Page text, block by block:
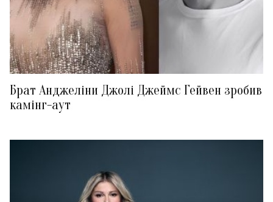
Брат Анджеліни Джолі Джеймс Гейвен зробив
камінг-аут